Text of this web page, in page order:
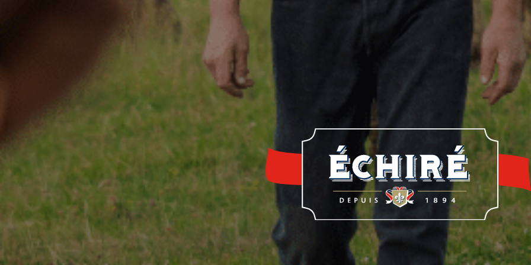
ACCUEIL
130 ANS
ÉCHIRÉ
Notre histoire Notre savoir-faire Nos éleveurs
NOS PRODUITS
D’EXCELLENCE
Beurrerie Échiré Laits
LE BEURRE